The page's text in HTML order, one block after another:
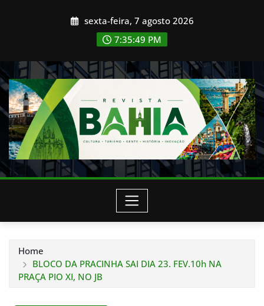
sexta-feira, 7 agosto 2026
7:35:51 PM
Home
BLOCO DA PRACINHA SAI DIA 23. FEV.10h NA
PRAÇA PIO XI, NO JB